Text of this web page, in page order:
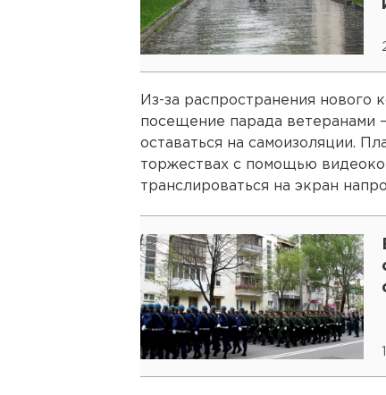
Из-за распространения нового
посещение парада ветеранами
оставаться на самоизоляции.
торжествах с помощью
транслироваться на экран